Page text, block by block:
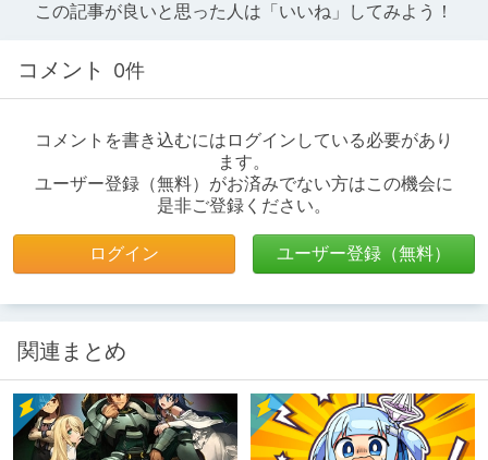
この記事が良いと思った人は「いいね」してみよう！
コメント 0件
コメントを書き込むにはログインしている必要があり
ます。
ユーザー登録（無料）がお済みでない方はこの機会に
是非ご登録ください。
ログイン ユーザー登録（無料）
関連まとめ